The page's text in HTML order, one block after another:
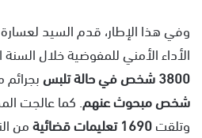
وفي هذا الإطار، قدم السيد
الأداء الأمني للمفوضية خلال
3800 شخص في حالة تلبس
شخص مبحوث عنهم. كما عالجت
وتلقت1690 تعليمات قضائية
من